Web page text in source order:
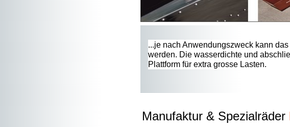
...je nach Anwendungszweck kann
werden. Die wasserdichte und
Plattform für extra grosse Lasten.
Manufaktur & Spezialräder